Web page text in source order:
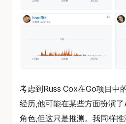
考虑到Russ Cox在Go项目中
经历,他可能在某些方面扮演
角色,但这只是推测。我同样